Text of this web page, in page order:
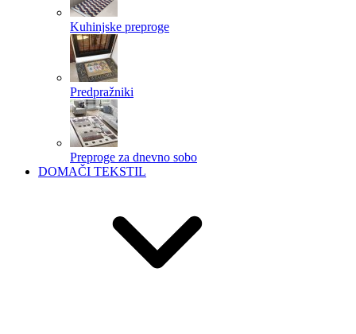
Kuhinjske preproge
Predpražniki
Preproge za dnevno sobo
DOMAČI TEKSTIL